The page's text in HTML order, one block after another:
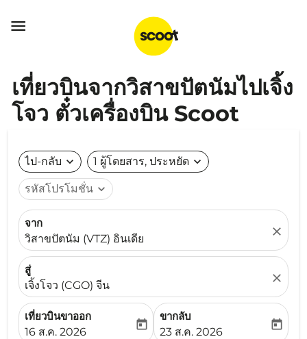

เที่ยวบินจากวิสาขปัตนัมไปเจิ้ง
โจว ตั๋วเครื่องบิน Scoot
ไป-กลับ expand_more 1 ผู้โดยสาร, ประหยัด expand_more
รหัสโปรโมชั่น expand_more
จาก
วิสาขปัตนัม (VTZ) อินเดีย
close
สู่
เจิ้งโจว (CGO) จีน
close
เที่ยวบินขาออก
fc-booking-departure-date-aria-label
16 ส.ค. 2026
today
ขากลับ
fc-booking-return-date-
23 ส.ค. 2026
today